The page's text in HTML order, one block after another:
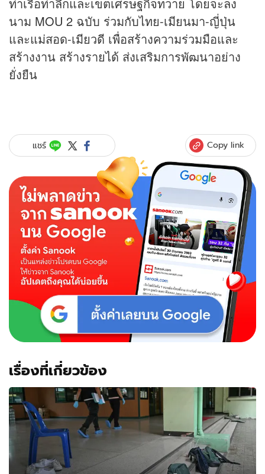
นาม MOU 2 ฉบับ ร่วมกับไทย-เมียนมา-ญี่ปุ่น
และแม่สอด-เมียวดี เพื่อสร้างความร่วมมือและ
สร้างงาน สร้างรายได้ ส่งเสริมการพัฒนาอย่าง
ยั่งยืน
แชร์ Copy link
เรื่องที่เกี่ยวข้อง